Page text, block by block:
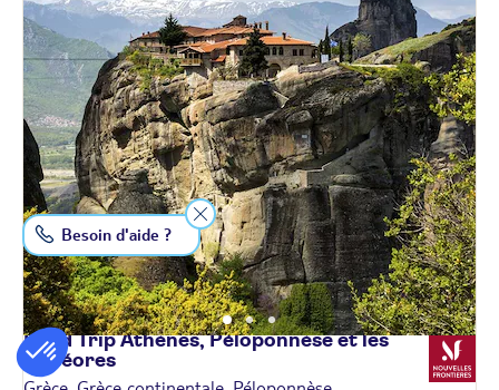
Road Trip Athènes, Péloponnèse et les
Météores
Besoin d'aide ?